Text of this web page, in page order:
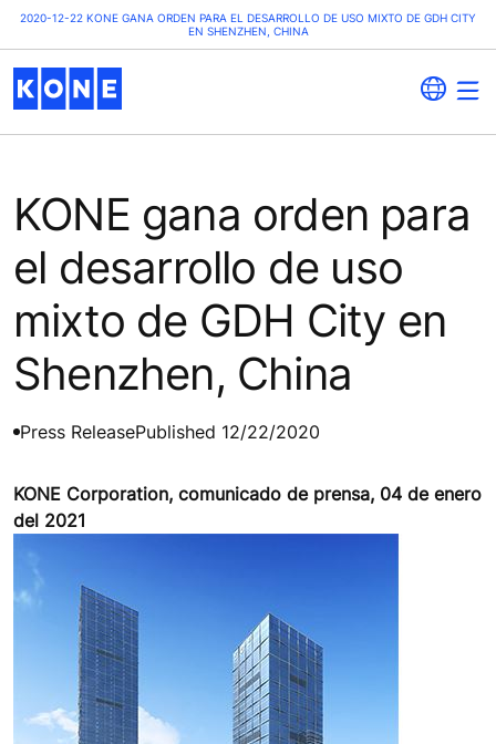
2020-12-22 KONE GANA ORDEN PARA EL DESARROLLO DE USO MIXTO DE GDH CITY
EN SHENZHEN, CHINA
KONE gana orden para
el desarrollo de uso
mixto de GDH City en
Shenzhen, China
Press ReleasePublished 12/22/2020
KONE Corporation, comunicado de prensa, 04 de enero
del 2021